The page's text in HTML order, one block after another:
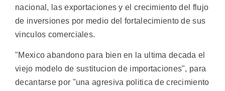
nacional, las exportaciones y el crecimiento del flujo
de inversiones por medio del fortalecimiento de sus
vinculos comerciales.
"Mexico abandono para bien en la ultima decada el
viejo modelo de sustitucion de importaciones", para
decantarse por "una agresiva politica de crecimiento